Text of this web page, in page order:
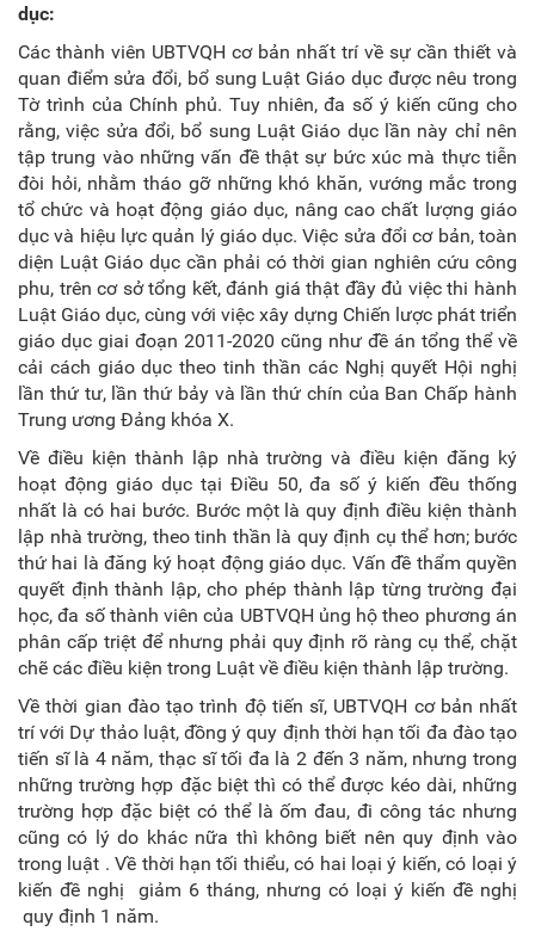
dục:
Các thành viên UBTVQH cơ bản nhất trí về sự cần thiết và
quan điểm sửa đổi, bổ sung Luật Giáo dục được nêu trong
Tờ trình của Chính phủ. Tuy nhiên, đa số ý kiến cũng cho
rằng, việc sửa đổi, bổ sung Luật Giáo dục lần này chỉ nên
tập trung vào những vấn đề thật sự bức xúc mà thực tiễn
đòi hỏi, nhằm tháo gỡ những khó khăn, vướng mắc trong
tổ chức và hoạt động giáo dục, nâng cao chất lượng giáo
dục và hiệu lực quản lý giáo dục. Việc sửa đổi cơ bản, toàn
diện Luật Giáo dục cần phải có thời gian nghiên cứu công
phu, trên cơ sở tổng kết, đánh giá thật đầy đủ việc thi hành
Luật Giáo dục, cùng với việc xây dựng Chiến lược phát triển
giáo dục giai đoạn 2011-2020 cũng như đề án tổng thể về
cải cách giáo dục theo tinh thần các Nghị quyết Hội nghị
lần thứ tư, lần thứ bảy và lần thứ chín của Ban Chấp hành
Trung ương Đảng khóa X.
Về điều kiện thành lập nhà trường và điều kiện đăng ký
hoạt động giáo dục tại Điều 50, đa số ý kiến đều thống
nhất là có hai bước. Bước một là quy định điều kiện thành
lập nhà trường, theo tinh thần là quy định cụ thể hơn; bước
thứ hai là đăng ký hoạt động giáo dục. Vấn đề thẩm quyền
quyết định thành lập, cho phép thành lập từng trường đại
học, đa số thành viên của UBTVQH ủng hộ theo phương án
phân cấp triệt để nhưng phải quy định rõ ràng cụ thể, chặt
chẽ các điều kiện trong Luật về điều kiện thành lập trường.
Về thời gian đào tạo trình độ tiến sĩ, UBTVQH cơ bản nhất
trí với Dự thảo luật, đồng ý quy định thời hạn tối đa đào tạo
tiến sĩ là 4 năm, thạc sĩ tối đa là 2 đến 3 năm, nhưng trong
những trường hợp đặc biệt thì có thể được kéo dài, những
trường hợp đặc biệt có thể là ốm đau, đi công tác nhưng
cũng có lý do khác nữa thì không biết nên quy định vào
trong luật . Về thời hạn tối thiểu, có hai loại ý kiến, có loại ý
kiến đề nghị giảm 6 tháng, nhưng có loại ý kiến đề nghị
quy định 1 năm.